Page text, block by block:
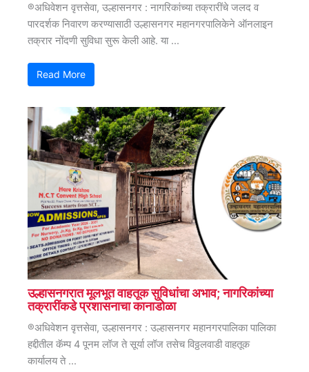
®अधिवेशन वृत्तसेवा, उल्हासनगर : नागरिकांच्या तक्रारींचे जलद व
पारदर्शक निवारण करण्यासाठी उल्हासनगर महानगरपालिकेने ऑनलाइन
तक्रार नोंदणी सुविधा सुरू केली आहे. या ...
Read More
उल्हासनगरात मूलभूत वाहतूक सुविधांचा अभाव; नागरिकांच्या
तक्रारींकडे प्रशासनाचा कानाडोळा
®अधिवेशन वृत्तसेवा, उल्हासनगर : उल्हासनगर महानगरपालिका पालिका
हद्दीतील कॅम्प 4 पूनम लॉज ते सूर्या लॉज तसेच विठ्ठलवाडी वाहतूक
कार्यालय ते ...